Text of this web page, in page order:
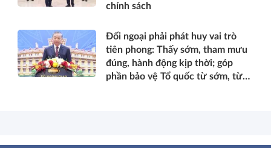
chính sách
Đối ngoại phải phát huy vai trò
tiên phong: Thấy sớm, tham mưu
đúng, hành động kịp thời; góp
phần bảo vệ Tổ quốc từ sớm, từ